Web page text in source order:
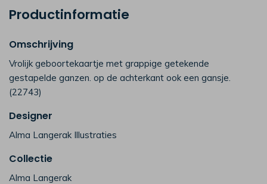
Productinformatie
Omschrijving
Vrolijk geboortekaartje met grappige getekende
gestapelde ganzen. op de achterkant ook een gansje.
(22743)
Designer
Alma Langerak Illustraties
Collectie
Alma Langerak